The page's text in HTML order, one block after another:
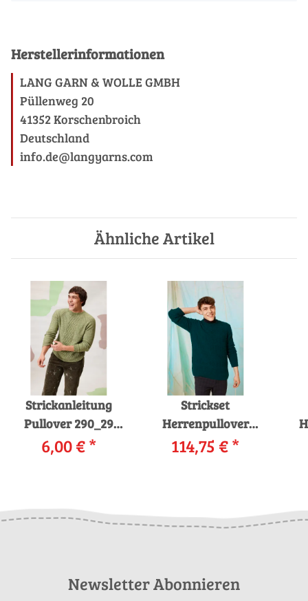
Herstellerinformationen
LANG GARN & WOLLE GMBH
Püllenweg 20
41352 Korschenbroich
Deutschland
info.de@langyarns.com
Ähnliche Artikel
Strickanleitung
Pullover 290_29
LANGYARNS Vaya
Tavio als download
6,00 €*
Strickset
Herrenpullover
Lang Yarns MERINO
mit Anleitung in
114,75 €*
Newsletter Abonnieren